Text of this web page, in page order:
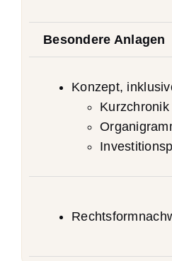
Besondere Anlagen
Konzept,
Kurzchronik